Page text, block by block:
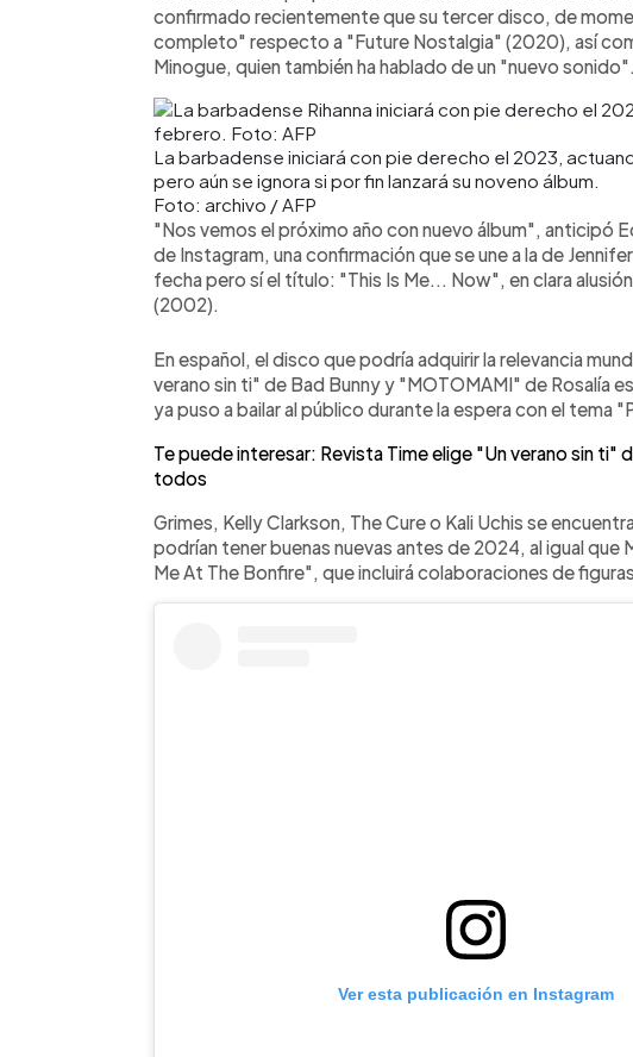
confirmado recientemente que su tercer disco, de
completo" respecto a "Future Nostalgia" (2020), así
Minogue, quien también ha hablado de un "nuevo sonido".
La barbadense iniciará con pie derecho el 2023,
pero aún se ignora si por fin lanzará su noveno álbum.
Foto: archivo / AFP
"Nos vemos el próximo año con nuevo álbum", anticipó
de Instagram, una confirmación que se une a la de
fecha pero sí el título: "This Is Me... Now", en clara
(2002).
En español, el disco que podría adquirir la relevancia
verano sin ti" de Bad Bunny y "MOTOMAMI" de Rosalía
ya puso a bailar al público durante la espera con el tema
Te puede interesar: Revista Time elige "Un verano sin ti"
todos
Grimes, Kelly Clarkson, The Cure o Kali Uchis se
podrían tener buenas nuevas antes de 2024, al igual que
Me At The Bonfire", que incluirá colaboraciones de
Ver esta publicación en Instagram